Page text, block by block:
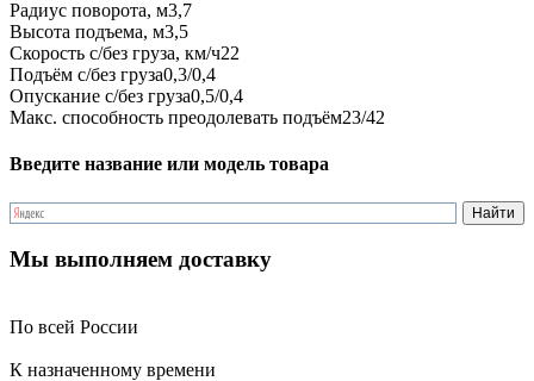
Радиус поворота, м3,7
Высота подъема, м3,5
Скорость с/без груза, км/ч22
Подъём с/без груза0,3/0,4
Опускание с/без груза0,5/0,4
Макс. способность преодолевать подъём23/42
Введите название или модель товара
Мы выполняем доставку
По всей России
К назначенному времени